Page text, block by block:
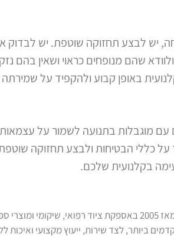
יש לבצע תחזוקה שוטפת. יש לבדוק
שהם מנופחים כראוי ושאין
באופן קבוע ולהקפיד על
מוגבלות בתנועה לשמור על
כללי הבטיחות ולבצע תחזוקה
בקלנועית שלכם.
נכתב על ידי צוות דנ-אל, המובילה בארץ מאז 2005 באספקת
ביותר, לצד שירות, ייעוץ מקצועי ואיכות